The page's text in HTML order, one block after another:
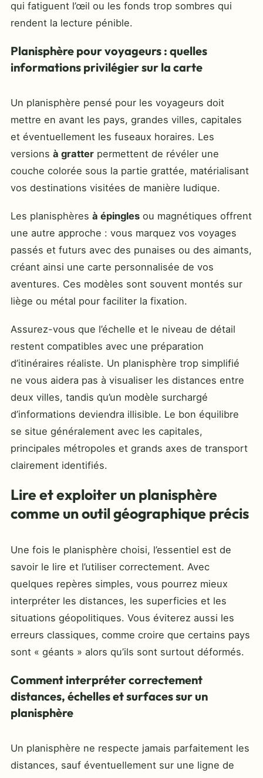
qui fatiguent l’œil ou les fonds trop sombres qui
rendent la lecture pénible.
Planisphère pour voyageurs : quelles
informations privilégier sur la carte
Un planisphère pensé pour les voyageurs doit
mettre en avant les pays, grandes villes, capitales
et éventuellement les fuseaux horaires. Les
versions à gratter permettent de révéler une
couche colorée sous la partie grattée, matérialisant
vos destinations visitées de manière ludique.
Les planisphères à épingles ou magnétiques offrent
une autre approche : vous marquez vos voyages
passés et futurs avec des punaises ou des aimants,
créant ainsi une carte personnalisée de vos
aventures. Ces modèles sont souvent montés sur
liège ou métal pour faciliter la fixation.
Assurez-vous que l’échelle et le niveau de détail
restent compatibles avec une préparation
d’itinéraires réaliste. Un planisphère trop simplifié
ne vous aidera pas à visualiser les distances entre
deux villes, tandis qu’un modèle surchargé
d’informations deviendra illisible. Le bon équilibre
se situe généralement avec les capitales,
principales métropoles et grands axes de transport
clairement identifiés.
Lire et exploiter un planisphère
comme un outil géographique précis
Une fois le planisphère choisi, l’essentiel est de
savoir le lire et l’utiliser correctement. Avec
quelques repères simples, vous pourrez mieux
interpréter les distances, les superficies et les
situations géopolitiques. Vous éviterez aussi les
erreurs classiques, comme croire que certains pays
sont « géants » alors qu’ils sont surtout déformés.
Comment interpréter correctement
distances, échelles et surfaces sur un
planisphère
Un planisphère ne respecte jamais parfaitement les
distances, sauf éventuellement sur une ligne de